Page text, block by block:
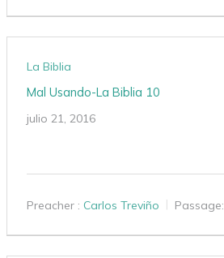
La Biblia
Mal Usando-La Biblia 10
julio 21, 2016
Preacher : Carlos Treviño Passage: